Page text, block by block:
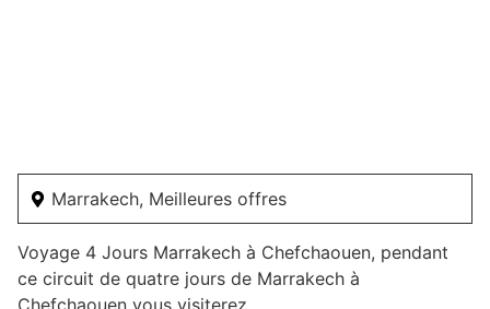
Marrakech, Meilleures offres
Voyage 4 Jours Marrakech à Chefchaouen, pendant
ce circuit de quatre jours de Marrakech à